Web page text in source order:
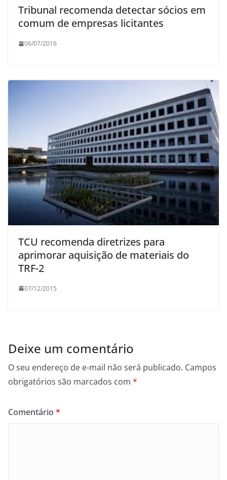
Tribunal recomenda detectar sócios em
comum de empresas licitantes
06/07/2016
TCU recomenda diretrizes para
aprimorar aquisição de materiais do
TRF-2
07/12/2015
Deixe um comentário
O seu endereço de e-mail não será publicado. Campos
obrigatórios são marcados com *
Comentário *